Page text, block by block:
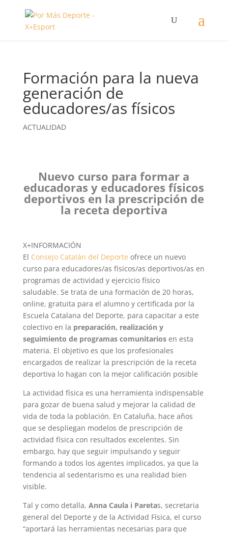
Formación para la nueva
generación de
educadores/as físicos
ACTUALIDAD
Nuevo curso para formar a
educadoras y educadores físicos
deportivos en la prescripción de
la receta deportiva
X+INFORMACIÓN
El Consejo Catalán del Deporte ofrece un nuevo
curso para educadores/as físicos/as deportivos/as en
programas de actividad y ejercicio físico
saludable. Se trata de una formación de 20 horas,
online, gratuita para el alumno y certificada por la
Escuela Catalana del Deporte, para capacitar a este
colectivo en la preparación, realización y
seguimiento de programas comunitariosen esta
materia. El objetivo es que los profesionales
encargados de realizar la prescripción de la receta
deportiva lo hagan con la mejor calificación posible
La actividad física es una herramienta indispensable
para gozar de buena salud y mejorar la calidad de
vida de toda la población. En Cataluña, hace años
que se despliegan modelos de prescripción de
actividad física con resultados excelentes. Sin
embargo, hay que seguir impulsando y seguir
formando a todos los agentes implicados, ya que la
tendencia al sedentarismo es una realidad bien
visible.
Tal y como detalla, Anna Caula i Paretas, secretaria
general del Deporte y de la Actividad Física, el curso
“aportará las herramientas necesarias para que